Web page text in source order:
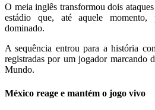
O meia inglês transformou dois
estádio que, até aquele momento,
dominado.
A sequência entrou para a história
registradas por um jogador marcando
Mundo.
México reage e mantém o jogo vivo